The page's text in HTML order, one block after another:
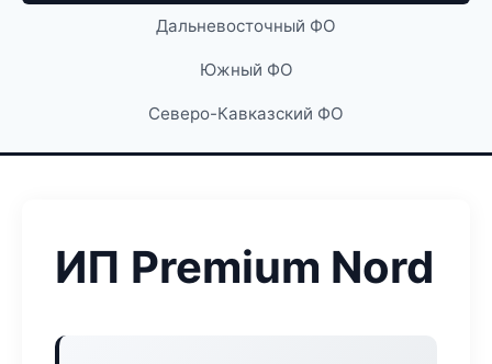
Дальневосточный ФО
Южный ФО
Северо-Кавказский ФО
ИП Premium Nord